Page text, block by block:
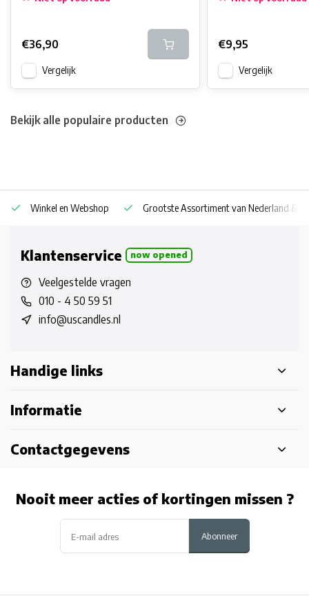
€36,90
Vergelijk
€9,95
Vergelijk
Bekijk alle populaire producten
Winkel en Webshop Grootste Assortiment van Nederland &
Klantenservice now opened
Veelgestelde vragen
010 - 4 50 59 51
info@uscandles.nl
Handige links
Informatie
Contactgegevens
Nooit meer acties of kortingen missen ?
Abonneer